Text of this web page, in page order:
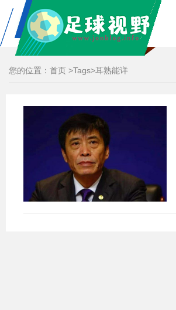
您的位置： 首页 >Tags>耳熟能详